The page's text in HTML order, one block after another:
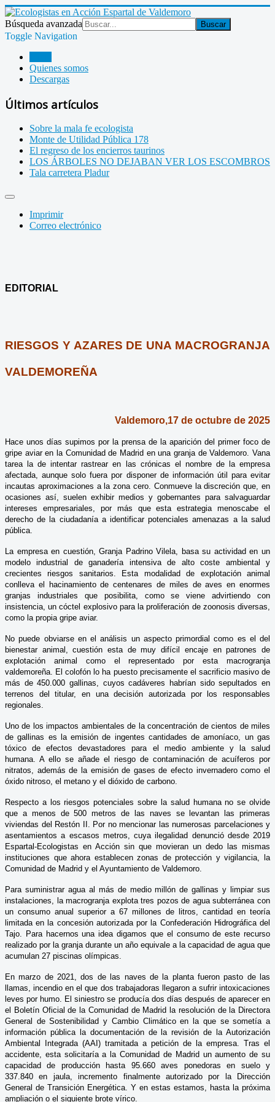
Búsqueda avanzada Buscar
Toggle Navigation
Quienes somos
Descargas
Últimos artículos
Sobre la mala fe ecologista
Monte de Utilidad Pública 178
El regreso de los encierros taurinos
LOS ÁRBOLES NO DEJABAN VER LOS ESCOMBROS
Tala carretera Pladur
Imprimir
Correo electrónico
EDITORIAL
RIESGOS Y AZARES DE UNA MACROGRANJA
VALDEMOREÑA
Valdemoro,17 de octubre de 2025
Hace unos días supimos por la prensa de la aparición del primer foco de
gripe aviar en la Comunidad de Madrid en una granja de Valdemoro. Vana
tarea la de intentar rastrear en las crónicas el nombre de la empresa
afectada, aunque solo fuera por disponer de información útil para evitar
incautas aproximaciones a la zona cero. Conmueve la discreción que, en
ocasiones así, suelen exhibir medios y gobernantes para salvaguardar
intereses empresariales, por más que esta estrategia menoscabe el
derecho de la ciudadanía a identificar potenciales amenazas a la salud
pública.
La empresa en cuestión, Granja Padrino Vilela, basa su actividad en un
modelo industrial de ganadería intensiva de alto coste ambiental y
crecientes riesgos sanitarios. Esta modalidad de explotación animal
conlleva el hacinamiento de centenares de miles de aves en enormes
granjas industriales que posibilita, como se viene advirtiendo con
insistencia, un cóctel explosivo para la proliferación de zoonosis diversas,
como la propia gripe aviar.
No puede obviarse en el análisis un aspecto primordial como es el del
bienestar animal, cuestión esta de muy difícil encaje en patrones de
explotación animal como el representado por esta macrogranja
valdemoreña. El colofón lo ha puesto precisamente el sacrificio masivo de
más de 450.000 gallinas, cuyos cadáveres habrían sido sepultados en
terrenos del titular, en una decisión autorizada por los responsables
regionales.
Uno de los impactos ambientales de la concentración de cientos de miles
de gallinas es la emisión de ingentes cantidades de amoníaco, un gas
tóxico de efectos devastadores para el medio ambiente y la salud
humana. A ello se añade el riesgo de contaminación de acuíferos por
nitratos, además de la emisión de gases de efecto invernadero como el
óxido nitroso, el metano y el dióxido de carbono.
Respecto a los riesgos potenciales sobre la salud humana no se olvide
que a menos de 500 metros de las naves se levantan las primeras
viviendas del Restón II. Por no mencionar las numerosas parcelaciones y
asentamientos a escasos metros, cuya ilegalidad denunció desde 2019
Espartal-Ecologistas en Acción sin que movieran un dedo las mismas
instituciones que ahora establecen zonas de protección y vigilancia, la
Comunidad de Madrid y el Ayuntamiento de Valdemoro.
Para suministrar agua al más de medio millón de gallinas y limpiar sus
instalaciones, la macrogranja explota tres pozos de agua subterránea con
un consumo anual superior a 67 millones de litros, cantidad en teoría
limitada en la concesión autorizada por la Confederación Hidrográfica del
Tajo. Para hacernos una idea digamos que el consumo de este recurso
realizado por la granja durante un año equivale a la capacidad de agua que
acumulan 27 piscinas olímpicas.
En marzo de 2021, dos de las naves de la planta fueron pasto de las
llamas, incendio en el que dos trabajadoras llegaron a sufrir intoxicaciones
leves por humo. El siniestro se producía dos días después de aparecer en
el Boletín Oficial de la Comunidad de Madrid la resolución de la Directora
General de Sostenibilidad y Cambio Climático en la que se sometía a
información pública la documentación de la revisión de la Autorización
Ambiental Integrada (AAI) tramitada a petición de la empresa. Tras el
accidente, esta solicitaría a la Comunidad de Madrid un aumento de su
capacidad de producción hasta 95.660 aves ponedoras en suelo y
337.840 en jaula, incremento finalmente autorizado por la Dirección
General de Transición Energética. Y en estas estamos, hasta la próxima
ampliación o el siguiente brote vírico.